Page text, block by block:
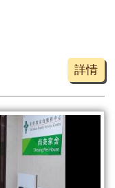
詳情